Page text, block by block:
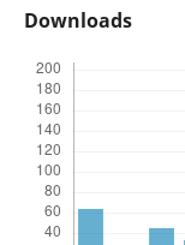
Downloads